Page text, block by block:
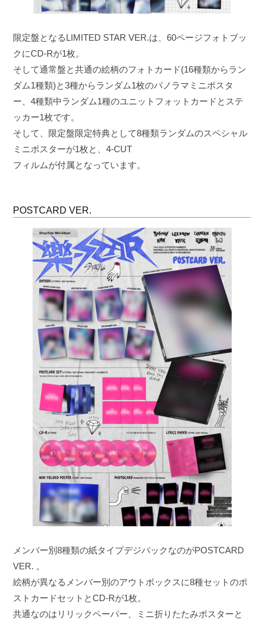
限定盤となるLIMITED STAR VER.は、60ページフォトブッ
クにCD-Rが1枚。
そして通常盤と共通の絵柄のフォトカード(16種類からラン
ダム1種類)と3種からランダム1枚のパノラマミニポスタ
ー、4種類中ランダム1種のユニットフォットカードとステ
ッカー1枚です。
そして、限定盤限定特典として8種類ランダムのスペシャル
ミニポスターが1枚と、4-CUT
フィルムが付属となっています。
POSTCARD VER.
メンバー別8種類の紙タイプデジパックなのがPOSTCARD
VER. 。
絵柄が異なるメンバー別のアウトボックスに8種セットのポ
ストカードセットとCD-Rが1枚。
共通なのはリリックペーパー、ミニ折りたたみポスターと